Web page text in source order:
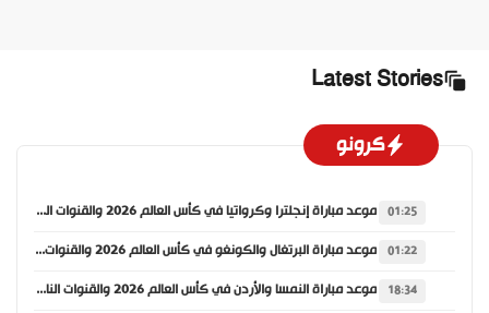
Latest Stories
كرونو
01:25 موعد مباراة إنجلترا وكرواتيا في كأس العالم 2026 والقنوات الناقلة
01:22 موعد مباراة البرتغال والكونغو في كأس العالم 2026 والقنوات الناقلة
18:34 موعد مباراة النمسا والأردن في كأس العالم 2026 والقنوات الناقلة